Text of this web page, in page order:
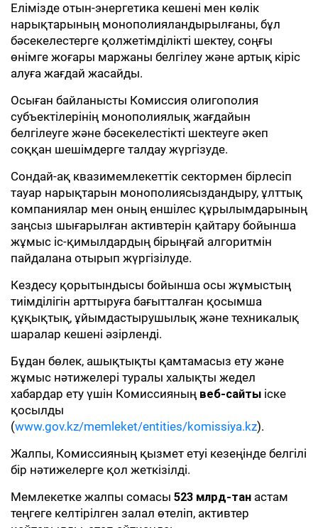
Елімізде отын-энергетика кешені мен көлік
нарықтарының монополияландырылғаны, бұл
бәсекелестерге қолжетімділікті шектеу, соңғы
өнімге жоғары маржаны белгілеу және артық кіріс
алуға жағдай жасайды.
Осыған байланысты Комиссия олигополия
субъектілерінің монополиялық жағдайын
белгілеуге және бәсекелестікті шектеуге әкеп
соққан шешімдерге талдау жүргізуде.
Сондай-ақ квазимемлекеттік сектормен бірлесіп
тауар нарықтарын монополиясыздандыру, ұлттық
компаниялар мен оның еншілес құрылымдарының
заңсыз шығарылған активтерін қайтару бойынша
жұмыс іс-қимылдардың бірыңғай алгоритмін
пайдалана отырып жүргізілуде.
Кездесу қорытындысы бойынша осы жұмыстың
тиімділігін арттыруға бағытталған қосымша
құқықтық, ұйымдастырушылық және техникалық
шаралар кешені әзірленді.
Бұдан бөлек, ашықтықты қамтамасыз ету және
жұмыс нәтижелері туралы халықты жедел
хабардар ету үшін Комиссияның веб-сайты іске
қосылды
(www.gov.kz/memleket/entities/komissiya.kz).
Жалпы, Комиссияның қызмет етуі кезеңінде белгілі
бір нәтижелерге қол жеткізілді.
Мемлекетке жалпы сомасы 523 млрд-тан астам
теңгеге келтірілген залал өтеліп, активтер